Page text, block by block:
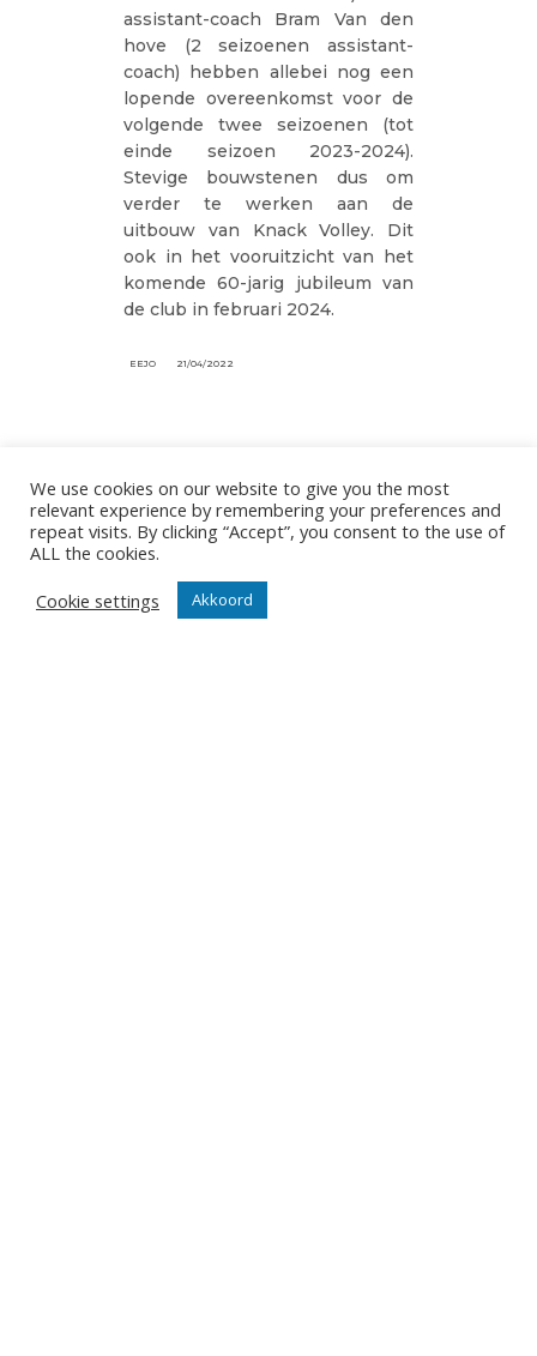
assistant-coach Bram Van den
hove (2 seizoenen assistant-
coach) hebben allebei nog een
lopende overeenkomst voor de
volgende twee seizoenen (tot
einde seizoen 2023-2024).
Stevige bouwstenen dus om
verder te werken aan de
uitbouw van Knack Volley. Dit
ook in het vooruitzicht van het
komende 60-jarig jubileum van
de club in februari 2024.
EEJO 21/04/2022
ONZE NIEUWSBRIEF
We use cookies on our website to give you the most
relevant experience by remembering your preferences and
repeat visits. By clicking “Accept”, you consent to the use of
ALL the cookies.
Cookie settings
Akkoord